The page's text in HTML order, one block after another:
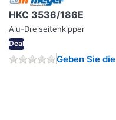
HKC 3536/186E
Alu-Dreiseitenkipper
Deal
Geben Sie